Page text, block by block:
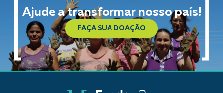
Ajude a transformar nosso país!
FAÇA SUA DOAÇÃO